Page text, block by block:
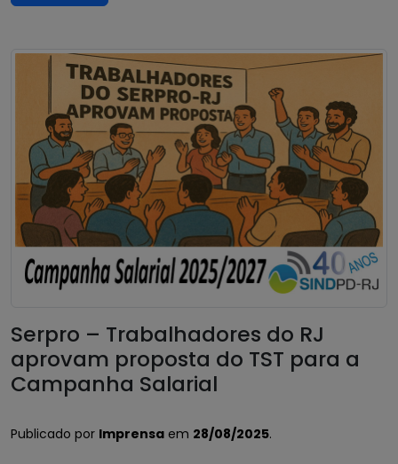
Serpro – Trabalhadores do RJ
aprovam proposta do TST para a
Campanha Salarial
Publicado por Imprensa em 28/08/2025.